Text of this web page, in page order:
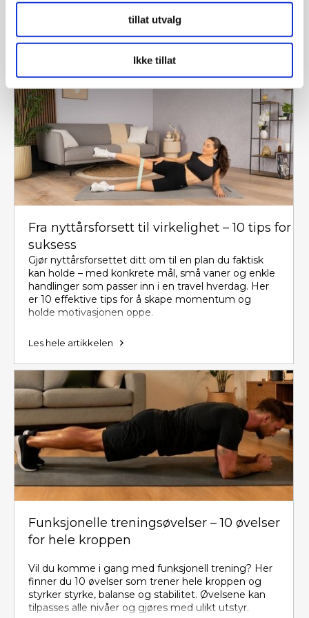
vårt, med partnerne våre innen sosiale medier,
annonsering og analysearbeid, som kan kombinere den
med annen informasjon du har gjort tilgjengelig for dem,
eller som de har samlet inn gjennom din bruk av
tjenestene deres.
tillat utvalg
Ikke tillat
forskjellige områder av kroppen.
Fra nyttårsforsett til virkelighet – 10 tips for
suksess
Gjør nyttårsforsettet ditt om til en plan du faktisk
kan holde – med konkrete mål, små vaner og enkle
handlinger som passer inn i en travel hverdag. Her
er 10 effektive tips for å skape momentum og
holde motivasjonen oppe.
Les hele artikkelen
Funksjonelle treningsøvelser – 10 øvelser
for hele kroppen
Vil du komme i gang med funksjonell trening? Her
finner du 10 øvelser som trener hele kroppen og
styrker styrke, balanse og stabilitet. Øvelsene kan
tilpasses alle nivåer og gjøres med ulikt utstyr.